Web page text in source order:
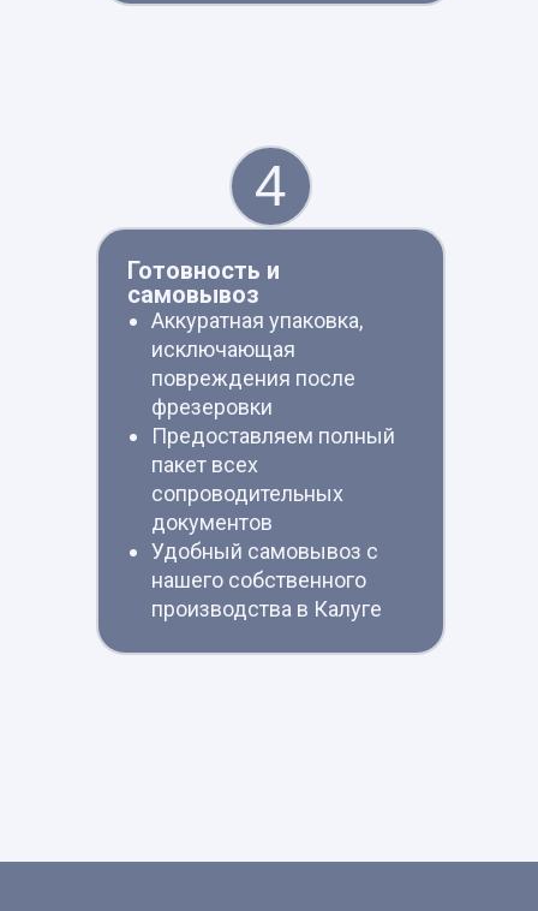
4
Готовность и
самовывоз
Аккуратная упаковка,
исключающая
повреждения после
фрезеровки
Предоставляем полный
пакет всех
сопроводительных
документов
Удобный самовывоз с
нашего собственного
производства в Калуге